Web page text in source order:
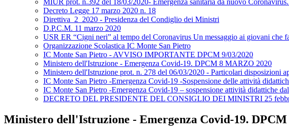
MIUR prot. n.392 del 18/03/2020- Emergenza sanitaria da nuovo
Decreto Legge 17 marzo 2020 n. 18
Direttiva_2_2020 - Presidenza del Condiglio dei Ministri
D.P.C.M. 11 marzo 2020
USR ER “Cigni neri” al tempo del Coronavirus Un messaggio ai giovani che
Organizzazione Scolastica IC Monte San Pietro
IC Monte San Pietro - AVVISO IMPORTANTE DPCM 9/03/2020
Ministero dell'Istruzione - Emergenza Covid-19. DPCM 8 MARZO 2020
Ministero dell'Istruzione prot. n. 278 del 06/03/2020 - Particolari disposizioni
IC Monte San Pietro -Emergenza Covid-19 -Sospensione delle attività
IC Monte San Pietro -Emergenza Covid-19 – sospensione attività didattiche
DECRETO DEL PRESIDENTE DEL CONSIGLIO DEI MINISTRI 25
Ministero dell'Istruzione - Emergenza Covid-19.